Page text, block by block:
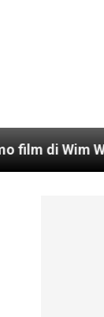
Wenders